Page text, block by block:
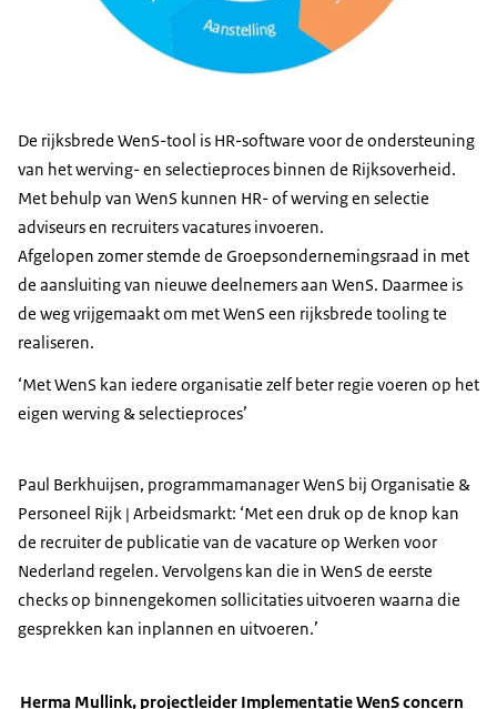
De rijksbrede WenS-tool is HR-software voor de ondersteuning
van het werving- en selectieproces binnen de Rijksoverheid.
Met behulp van WenS kunnen HR- of werving en selectie
adviseurs en recruiters vacatures invoeren.
Afgelopen zomer stemde de Groepsondernemingsraad in met
de aansluiting van nieuwe deelnemers aan WenS. Daarmee is
de weg vrijgemaakt om met WenS een rijksbrede tooling te
realiseren.
‘Met WenS kan iedere organisatie zelf beter regie voeren op het
eigen werving & selectieproces’
Paul Berkhuijsen, programmamanager WenS bij Organisatie &
Personeel Rijk | Arbeidsmarkt: ‘Met een druk op de knop kan
de recruiter de publicatie van de vacature op Werken voor
Nederland regelen. Vervolgens kan die in WenS de eerste
checks op binnengekomen sollicitaties uitvoeren waarna die
gesprekken kan inplannen en uitvoeren.’
Herma Mullink, projectleider Implementatie WenS concern